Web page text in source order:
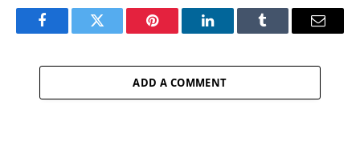
FacebookTwitter Pinterest LinkedInTumblr Email
ADD A COMMENT